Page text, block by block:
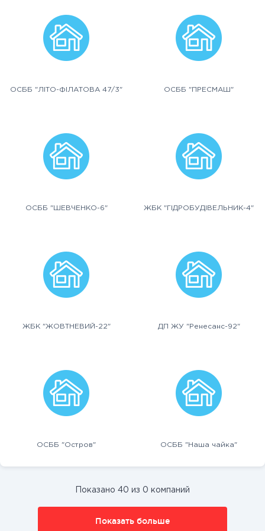
ОСББ "ЛІТО-ФІЛАТОВА 47/3" ОСББ "ПРЕСМАШ"
ОСББ "ШЕВЧЕНКО-6" ЖБК "ГІДРОБУДІВЕЛЬНИК-4"
ЖБК "ЖОВТНЕВИЙ-22" ДП ЖУ "Ренесанс-92"
ОСББ "Остров" ОСББ "Наша чайка"
Показано 40 из 0 компаний
Показать больше